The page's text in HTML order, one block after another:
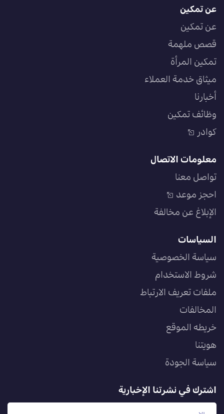
عن تمكين
عن تمكين
قصص ملهمة
تمكين المرأة
ميثاق خدمة العملاء
أخبارنا
وظائف تمكين
كوادر
معلومات الاتصال
تواصل معنا
احجز موعد
الإبلاغ عن مخالفة
السياسات
سياسة الخصوصية
شروط الاستخدام
ملفات تعريف الارتباط
المخالفات
خريطه الموقع
هويتنا
سياسة الجودة
اشترك في نشرتنا الإخبارية